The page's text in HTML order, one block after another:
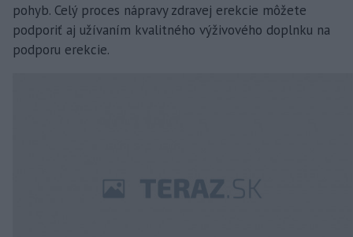
pohyb. Celý proces nápravy zdravej erekcie môžete
podporiť aj užívaním kvalitného výživového doplnku na
podporu erekcie.